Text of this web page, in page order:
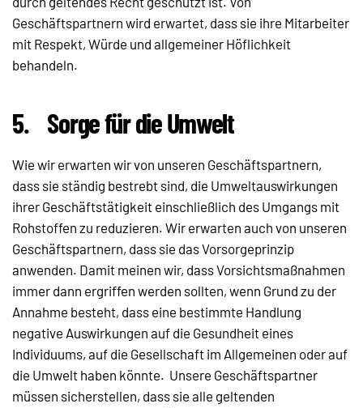
Geschäftspartnern wird erwartet, dass sie ihre Mitarbeiter
mit Respekt, Würde und allgemeiner Höflichkeit
behandeln.
5. Sorge für die Umwelt
Wie wir erwarten wir von unseren Geschäftspartnern,
dass sie ständig bestrebt sind, die Umweltauswirkungen
ihrer Geschäftstätigkeit einschließlich des Umgangs mit
Rohstoffen zu reduzieren. Wir erwarten auch von unseren
Geschäftspartnern, dass sie das Vorsorgeprinzip
anwenden. Damit meinen wir, dass Vorsichtsmaßnahmen
immer dann ergriffen werden sollten, wenn Grund zu der
Annahme besteht, dass eine bestimmte Handlung
negative Auswirkungen auf die Gesundheit eines
Individuums, auf die Gesellschaft im Allgemeinen oder auf
die Umwelt haben könnte. Unsere Geschäftspartner
müssen sicherstellen, dass sie alle geltenden